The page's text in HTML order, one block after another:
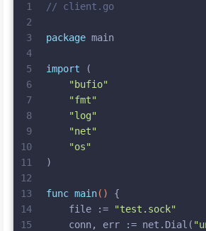
1
2
3
4
5
6
7
8
9
10
11
12
13
14
15
// client.go
package main
import (
"bufio"
"fmt"
"log"
"net"
"os"
)
func main()
{
    file :=
"test.sock"
    conn, err := net.Dial(